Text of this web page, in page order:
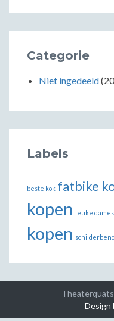
Categorie
Niet ingedeeld
Labels
beste kok fatbike
kopen leuke
kopen
Design